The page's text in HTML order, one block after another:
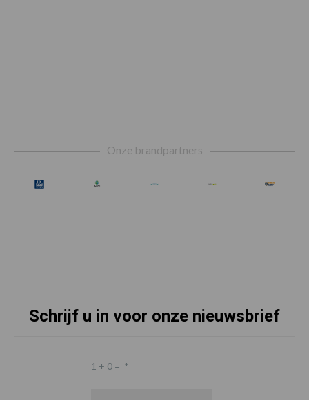
Onze brandpartners
Schrijf u in voor onze nieuwsbrief
1 + 0 = *